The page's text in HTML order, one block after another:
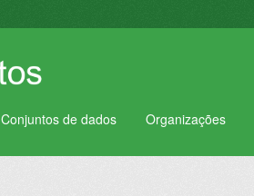
Conjuntos de dados Organizações